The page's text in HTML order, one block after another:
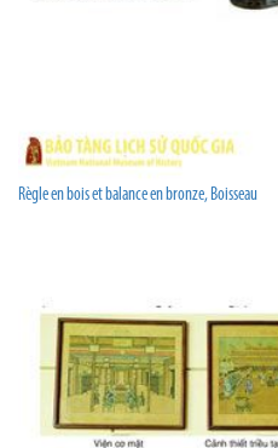
Règle en bois et balance en bronze, Boisseau